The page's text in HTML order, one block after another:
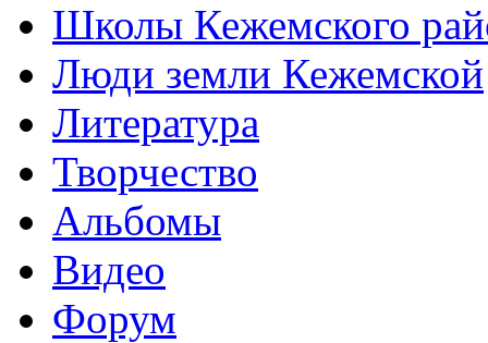
Школы Кежемского
Люди земли Кежемской
Литература
Творчество
Альбомы
Видео
Форум